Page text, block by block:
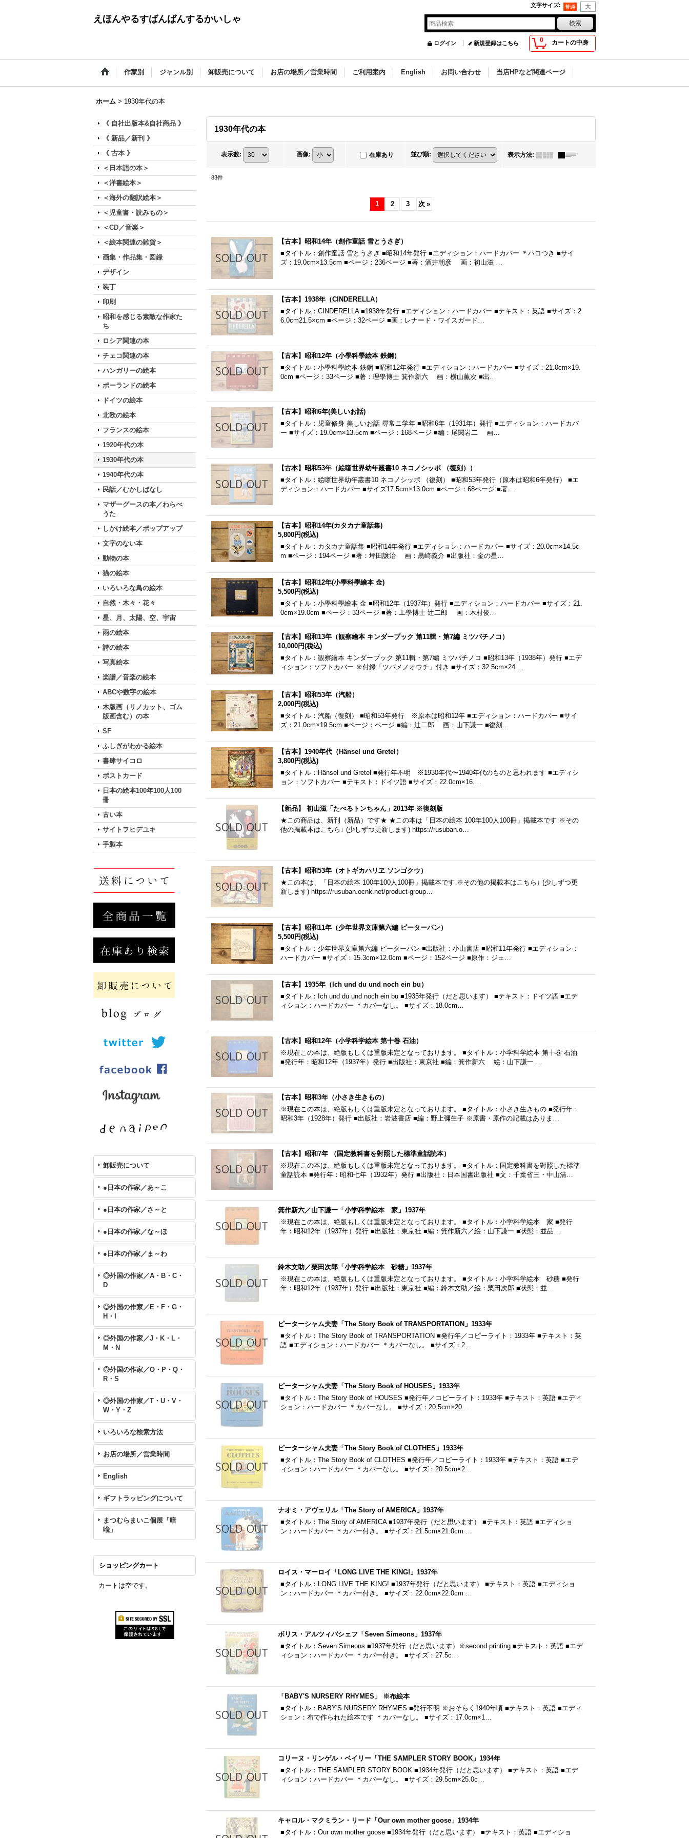
文字サイズ:
えほんやるすばんばんするかいしゃ
0 カートの中身
ログイン 新規登録はこちら
作家別 ジャンル別 卸販売について お店の場所／営業時間 ご利用案内 English お問い合わせ 当店HPなど関連ページ
ホーム > 1930年代の本
《 自社出版本&自社商品 》
《 新品／新刊 》
《 古本 》
＜日本語の本＞
＜洋書絵本＞
＜海外の翻訳絵本＞
＜児童書・読みもの＞
＜CD／音楽＞
＜絵本関連の雑貨＞
画集・作品集・図録
デザイン
装丁
印刷
昭和を感じる素敵な作家た
ち
ロシア関連の本
チェコ関連の本
ハンガリーの絵本
ポーランドの絵本
ドイツの絵本
北欧の絵本
フランスの絵本
1920年代の本
1930年代の本
1940年代の本
民話／むかしばなし
マザーグースの本／わらべ
うた
しかけ絵本／ポップアップ
文字のない本
動物の本
猫の絵本
いろいろな鳥の絵本
自然・木々・花々
星、月、太陽、空、宇宙
雨の絵本
詩の絵本
写真絵本
楽譜／音楽の絵本
ABCや数字の絵本
木版画（リノカット、ゴム
版画含む）の本
SF
ふしぎがわかる絵本
書肆サイコロ
ポストカード
日本の絵本100年100人100
冊
古い本
サイトヲヒデユキ
手製本
卸販売について
●日本の作家／あ～こ
●日本の作家／さ～と
●日本の作家／な～ほ
●日本の作家／ま～わ
◎外国の作家／A・B・C・
D
◎外国の作家／E・F・G・
H・I
◎外国の作家／J・K・L・
M・N
◎外国の作家／O・P・Q・
R・S
◎外国の作家／T・U・V・
W・Y・Z
いろいろな検索方法
お店の場所／営業時間
English
ギフトラッピングについて
まつむらまいこ個展「暗
喩」
ショッピングカート
カートは空です。
1930年代の本
表示数: 画像: 在庫あり 並び順: 表示方法:
83件
1 2 3 次 »
【古本】昭和14年（創作童話 雪とうさぎ）
■タイトル：創作童話 雪とうさぎ ■昭和14年発行 ■エディション：ハードカバー ＊ハコつき ■サイ
ズ：19.0cm×13.5cm ■ページ：236ページ ■著：酒井朝彦 画：初山滋 …
【古本】1938年（CINDERELLA）
■タイトル：CINDERELLA ■1938年発行 ■エディション：ハードカバー ■テキスト：英語 ■サイズ：2
6.0cm21.5×cm ■ページ：32ページ ■画：レナード・ワイスガード…
【古本】昭和12年（小學科學絵本 鉄鋼）
■タイトル：小學科學絵本 鉄鋼 ■昭和12年発行 ■エディション：ハードカバー ■サイズ：21.0cm×19.
0cm ■ページ：33ページ ■著：理學博士 箕作新六 画：横山薫次 ■出…
【古本】昭和6年(美しいお話)
■タイトル：児童修身 美しいお話 尋常ニ学年 ■昭和6年（1931年）発行 ■エディション：ハードカバ
ー ■サイズ：19.0cm×13.5cm ■ページ：168ページ ■編：尾関岩二 画…
【古本】昭和53年（絵噺世界幼年叢書10 ネコノシッポ （復刻））
■タイトル：絵噺世界幼年叢書10 ネコノシッポ （復刻） ■昭和53年発行（原本は昭和6年発行） ■エ
ディション：ハードカバー ■サイズ17.5cm×13.0cm ■ページ：68ページ ■著…
【古本】昭和14年(カタカナ童話集)
5,800円(税込)
■タイトル：カタカナ童話集 ■昭和14年発行 ■エディション：ハードカバー ■サイズ：20.0cm×14.5c
m ■ページ：194ページ ■著：坪田譲治 画：黒崎義介 ■出版社：金の星…
【古本】昭和12年(小學科學繪本 金)
5,500円(税込)
■タイトル：小學科學繪本 金 ■昭和12年（1937年）発行 ■エディション：ハードカバー ■サイズ：21.
0cm×19.0cm ■ページ：33ページ ■著：工學博士 辻二郎 画：木村俊…
【古本】昭和13年（観察繪本 キンダーブック 第11輯・第7編 ミツバチノコ）
10,000円(税込)
■タイトル：観察繪本 キンダーブック 第11輯・第7編 ミツバチノコ ■昭和13年（1938年）発行 ■エデ
ィション：ソフトカバー ※付録「ツバメノオウチ」付き ■サイズ：32.5cm×24.…
【古本】昭和53年（汽船）
2,000円(税込)
■タイトル：汽船（復刻） ■昭和53年発行 ※原本は昭和12年 ■エディション：ハードカバー ■サイ
ズ：21.0cm×19.5cm ■ページ：ページ ■編：辻二郎 画：山下謙一 ■復刻…
【古本】1940年代（Hänsel und Gretel）
3,800円(税込)
■タイトル：Hänsel und Gretel ■発行年不明 ※1930年代〜1940年代のものと思われます ■エディシ
ョン：ソフトカバー ■テキスト：ドイツ語 ■サイズ：22.0cm×16.…
【新品】 初山滋「たべるトンちゃん」2013年 ※復刻版
★この商品は、新刊（新品）です★ ★この本は「日本の絵本 100年100人100冊」掲載本です ※その
他の掲載本はこちら↓ (少しずつ更新します) https://rusuban.o…
【古本】昭和53年（オトギカハリヱ ソンゴクウ）
★この本は、「日本の絵本 100年100人100冊」掲載本です ※その他の掲載本はこちら↓ (少しずつ更
新します) https://rusuban.ocnk.net/product-group…
【古本】昭和11年（少年世界文庫第六編 ピーターパン）
5,500円(税込)
■タイトル：少年世界文庫第六編 ピーターパン ■出版社：小山書店 ■昭和11年発行 ■エディション：
ハードカバー ■サイズ：15.3cm×12.0cm ■ページ：152ページ ■原作：ジェ…
【古本】1935年（Ich und du und noch ein bu）
■タイトル：Ich und du und noch ein bu ■1935年発行（だと思います） ■テキスト：ドイツ語 ■エデ
ィション：ハードカバー ＊カバーなし。 ■サイズ：18.0cm…
【古本】昭和12年（小学科学絵本 第十巻 石油）
※現在この本は、絶版もしくは重版未定となっております。 ■タイトル：小学科学絵本 第十巻 石油
■発行年：昭和12年（1937年）発行 ■出版社：東京社 ■編：箕作新六 絵：山下謙一 …
【古本】昭和3年（小さき生きもの）
※現在この本は、絶版もしくは重版未定となっております。 ■タイトル：小さき生きもの ■発行年：
昭和3年（1928年）発行 ■出版社：岩波書店 ■編：野上彌生子 ※原書・原作の記載はありま…
【古本】昭和7年 （国定教科書を對照した標準童話読本）
※現在この本は、絶版もしくは重版未定となっております。 ■タイトル：国定教科書を對照した標準
童話読本 ■発行年：昭和七年（1932年）発行 ■出版社：日本国書出版社 ■文：千葉省三・中山清…
箕作新六／山下謙一「小学科学絵本 家」1937年
※現在この本は、絶版もしくは重版未定となっております。 ■タイトル：小学科学絵本 家 ■発行
年：昭和12年（1937年）発行 ■出版社：東京社 ■編：箕作新六／絵：山下謙一 ■状態：並品…
鈴木文助／栗田次郎「小学科学絵本 砂糖」1937年
※現在この本は、絶版もしくは重版未定となっております。 ■タイトル：小学科学絵本 砂糖 ■発行
年：昭和12年（1937年）発行 ■出版社：東京社 ■編：鈴木文助／絵：栗田次郎 ■状態：並…
ピーターシャム夫妻「The Story Book of TRANSPORTATION」1933年
■タイトル：The Story Book of TRANSPORTATION ■発行年／コピーライト：1933年 ■テキスト：英
語 ■エディション：ハードカバー ＊カバーなし。 ■サイズ：2…
ピーターシャム夫妻「The Story Book of HOUSES」1933年
■タイトル：The Story Book of HOUSES ■発行年／コピーライト：1933年 ■テキスト：英語 ■エディ
ション：ハードカバー ＊カバーなし。 ■サイズ：20.5cm×20…
ピーターシャム夫妻「The Story Book of CLOTHES」1933年
■タイトル：The Story Book of CLOTHES ■発行年／コピーライト：1933年 ■テキスト：英語 ■エデ
ィション：ハードカバー ＊カバーなし。 ■サイズ：20.5cm×2…
ナオミ・アヴェリル「The Story of AMERICA」1937年
■タイトル：The Story of AMERICA ■1937年発行（だと思います） ■テキスト：英語 ■エディショ
ン：ハードカバー ＊カバー付き。 ■サイズ：21.5cm×21.0cm …
ロイス・マーロイ「LONG LIVE THE KING!」1937年
■タイトル：LONG LIVE THE KING! ■1937年発行（だと思います） ■テキスト：英語 ■エディショ
ン：ハードカバー ＊カバー付き。 ■サイズ：22.0cm×22.0cm …
ボリス・アルツィバシェフ「Seven Simeons」1937年
■タイトル：Seven Simeons ■1937年発行（だと思います）※second printing ■テキスト：英語 ■エデ
ィション：ハードカバー ＊カバー付き。 ■サイズ：27.5c…
「BABY'S NURSERY RHYMES」 ※布絵本
■タイトル：BABY'S NURSERY RHYMES ■発行不明 ※おそらく1940年頃 ■テキスト：英語 ■エディ
ション：布で作られた絵本です ＊カバーなし。 ■サイズ：17.0cm×1…
コリーヌ・リンゲル・ベイリー「THE SAMPLER STORY BOOK」1934年
■タイトル：THE SAMPLER STORY BOOK ■1934年発行（だと思います） ■テキスト：英語 ■エデ
ィション：ハードカバー ＊カバーなし。 ■サイズ：29.5cm×25.0c…
キャロル・マクミラン・リード「Our own mother goose」1934年
■タイトル：Our own mother goose ■1934年発行（だと思います） ■テキスト：英語 ■エディショ